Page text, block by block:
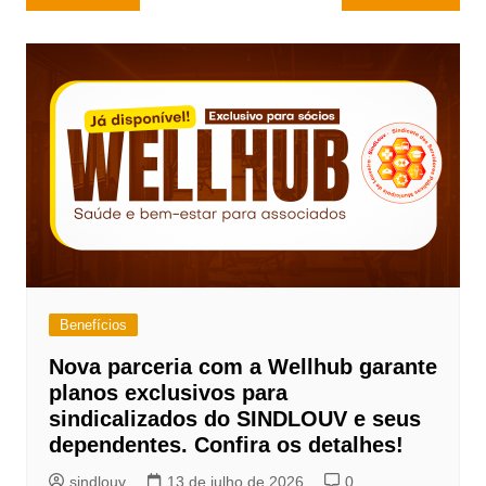
de
Post
Benefícios
Nova parceria com a Wellhub garante
planos exclusivos para
sindicalizados do SINDLOUV e seus
dependentes. Confira os detalhes!
sindlouv 13 de julho de 2026 0